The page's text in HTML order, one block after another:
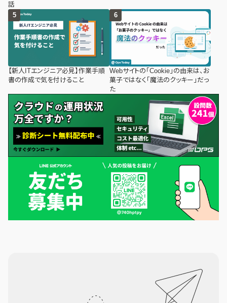
話
【新人ITエンジニア必見】作業手順
書の作成で気を付けること
Webサイトの「Cookie」の由来は、お
菓子ではなく「魔法のクッキー」だっ
た